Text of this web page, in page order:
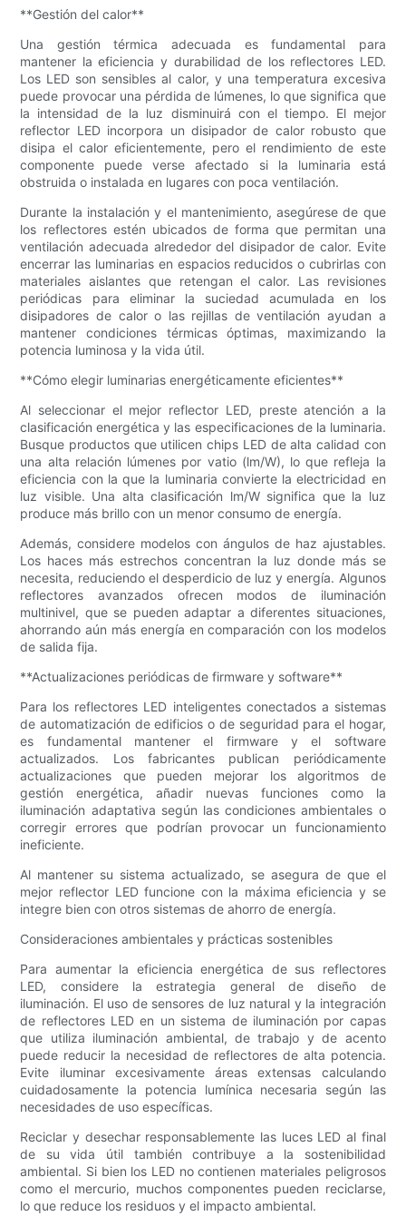
**Gestión del calor**
Una gestión térmica adecuada es fundamental para
mantener la eficiencia y durabilidad de los reflectores LED.
Los LED son sensibles al calor, y una temperatura excesiva
puede provocar una pérdida de lúmenes, lo que significa que
la intensidad de la luz disminuirá con el tiempo. El mejor
reflector LED incorpora un disipador de calor robusto que
disipa el calor eficientemente, pero el rendimiento de este
componente puede verse afectado si la luminaria está
obstruida o instalada en lugares con poca ventilación.
Durante la instalación y el mantenimiento, asegúrese de que
los reflectores estén ubicados de forma que permitan una
ventilación adecuada alrededor del disipador de calor. Evite
encerrar las luminarias en espacios reducidos o cubrirlas con
materiales aislantes que retengan el calor. Las revisiones
periódicas para eliminar la suciedad acumulada en los
disipadores de calor o las rejillas de ventilación ayudan a
mantener condiciones térmicas óptimas, maximizando la
potencia luminosa y la vida útil.
**Cómo elegir luminarias energéticamente eficientes**
Al seleccionar el mejor reflector LED, preste atención a la
clasificación energética y las especificaciones de la luminaria.
Busque productos que utilicen chips LED de alta calidad con
una alta relación lúmenes por vatio (lm/W), lo que refleja la
eficiencia con la que la luminaria convierte la electricidad en
luz visible. Una alta clasificación lm/W significa que la luz
produce más brillo con un menor consumo de energía.
Además, considere modelos con ángulos de haz ajustables.
Los haces más estrechos concentran la luz donde más se
necesita, reduciendo el desperdicio de luz y energía. Algunos
reflectores avanzados ofrecen modos de iluminación
multinivel, que se pueden adaptar a diferentes situaciones,
ahorrando aún más energía en comparación con los modelos
de salida fija.
**Actualizaciones periódicas de firmware y software**
Para los reflectores LED inteligentes conectados a sistemas
de automatización de edificios o de seguridad para el hogar,
es fundamental mantener el firmware y el software
actualizados. Los fabricantes publican periódicamente
actualizaciones que pueden mejorar los algoritmos de
gestión energética, añadir nuevas funciones como la
iluminación adaptativa según las condiciones ambientales o
corregir errores que podrían provocar un funcionamiento
ineficiente.
Al mantener su sistema actualizado, se asegura de que el
mejor reflector LED funcione con la máxima eficiencia y se
integre bien con otros sistemas de ahorro de energía.
Consideraciones ambientales y prácticas sostenibles
Para aumentar la eficiencia energética de sus reflectores
LED, considere la estrategia general de diseño de
iluminación. El uso de sensores de luz natural y la integración
de reflectores LED en un sistema de iluminación por capas
que utiliza iluminación ambiental, de trabajo y de acento
puede reducir la necesidad de reflectores de alta potencia.
Evite iluminar excesivamente áreas extensas calculando
cuidadosamente la potencia lumínica necesaria según las
necesidades de uso específicas.
Reciclar y desechar responsablemente las luces LED al final
de su vida útil también contribuye a la sostenibilidad
ambiental. Si bien los LED no contienen materiales peligrosos
como el mercurio, muchos componentes pueden reciclarse,
lo que reduce los residuos y el impacto ambiental.